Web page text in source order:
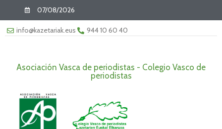
07/08/2026
info@kazetariak.eus 944 10 60 40
Asociación Vasca de periodistas - Colegio Vasco de
periodistas